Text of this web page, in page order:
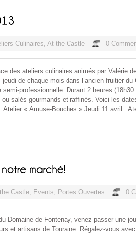
Culinaires, At the Castle 0
des ateliers culinaires animés par Valérie
de chaque mois dans l’ancien fruitier du
professionnelle. Durant 2 heures (18h30
salés gourmands et raffinés. Voici les
« Amuse-Bouches » Jeudi 11 avril :
Castle, Events, Portes Ouvertes 0
Domaine de Fontenay, venez passer une
et artisans de Touraine. Régalez-vous